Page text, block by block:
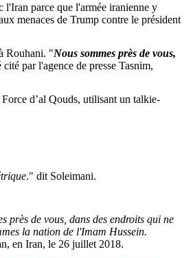
l'Iran parce que l'armée iranienne y
menaces de Trump contre le président
Rouhani. "Nous sommes près de vous,
cité par l'agence de presse Tasnim,
d’al Qouds, utilisant un talkie-
." dit Soleimani.
près de vous, dans des endroits qui ne
la nation de l'Imam Hussein.
, en Iran, le 26 juillet 2018.